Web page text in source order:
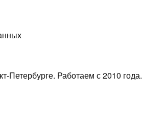
Петербурге. Работаем с 2010 года.